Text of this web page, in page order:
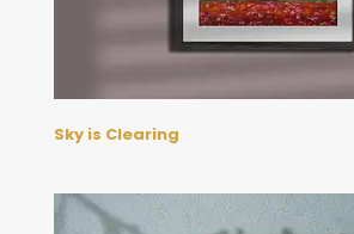
Sky is Clearing